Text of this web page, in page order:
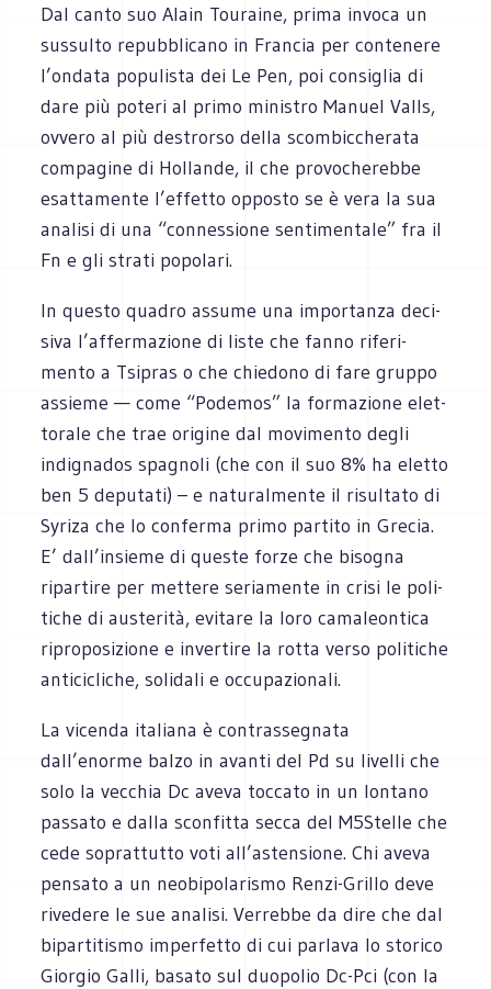
Dal canto suo Alain Tou­raine, prima invoca un
sus­sulto repub­bli­cano in Fran­cia per con­te­nere
l’ondata popu­li­sta dei Le Pen, poi con­si­glia di
dare più poteri al primo mini­stro Manuel Valls,
ovvero al più destrorso della scom­bic­che­rata
com­pa­gine di Hol­lande, il che pro­vo­che­rebbe
esat­ta­mente l’effetto oppo­sto se è vera la sua
ana­lisi di una “con­nes­sione sen­ti­men­tale” fra il
Fn e gli strati popolari.
In que­sto qua­dro assume una impor­tanza deci­
siva l’affermazione di liste che fanno rife­ri­
mento a Tsi­pras o che chie­dono di fare gruppo
assieme — come “Pode­mos” la for­ma­zione elet­
to­rale che trae ori­gine dal movi­mento degli
indi­gna­dos spa­gnoli (che con il suo 8% ha eletto
ben 5 depu­tati) – e natu­ral­mente il risul­tato di
Syriza che lo con­ferma primo par­tito in Gre­cia.
E’ dall’insieme di que­ste forze che biso­gna
ripar­tire per met­tere seria­mente in crisi le poli­
ti­che di auste­rità, evi­tare la loro cama­leon­tica
ripro­po­si­zione e inver­tire la rotta verso poli­ti­che
anti­ci­cli­che, soli­dali e occupazionali.
La vicenda ita­liana è con­tras­se­gnata
dall’enorme balzo in avanti del Pd su livelli che
solo la vec­chia Dc aveva toc­cato in un lon­tano
pas­sato e dalla scon­fitta secca del M5Stelle che
cede soprat­tutto voti all’astensione. Chi aveva
pen­sato a un neo­bi­po­la­ri­smo Renzi-Grillo deve
rive­dere le sue ana­lisi. Ver­rebbe da dire che dal
bipar­ti­ti­smo imper­fetto di cui par­lava lo sto­rico
Gior­gio Galli, basato sul duo­po­lio Dc-Pci (con la